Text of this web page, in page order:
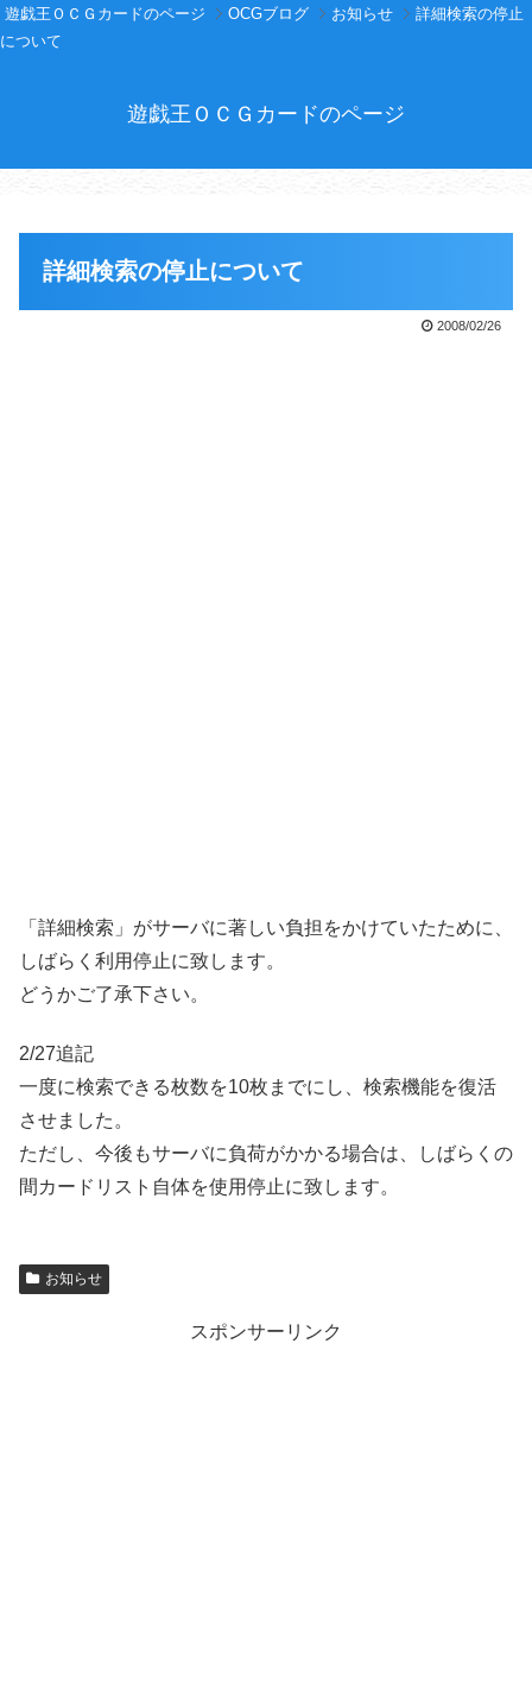
遊戯王ＯＣＧカードのページ OCGブログ お知らせ
詳細検索の停止
について
遊戯王ＯＣＧカードのページ
詳細検索の停止について
2008/02/26
「詳細検索」がサーバに著しい負担をかけていたために、
しばらく利用停止に致します。
どうかご了承下さい。
2/27追記
一度に検索できる枚数を10枚までにし、検索機能を復活
させました。
ただし、今後もサーバに負荷がかかる場合は、しばらくの
間カードリスト自体を使用停止に致します。
お知らせ
スポンサーリンク